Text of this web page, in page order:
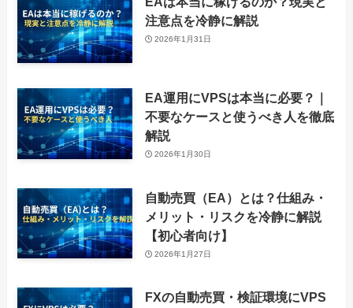
注意点を冷静に解説
2026年1月31日
EA運用にVPSは本当に必要？｜
不要なケースと使うべき人を徹底
解説
2026年1月30日
自動売買（EA）とは？仕組み・
メリット・リスクを冷静に解説
【初心者向け】
2026年1月27日
FXの自動売買・検証環境にVPS